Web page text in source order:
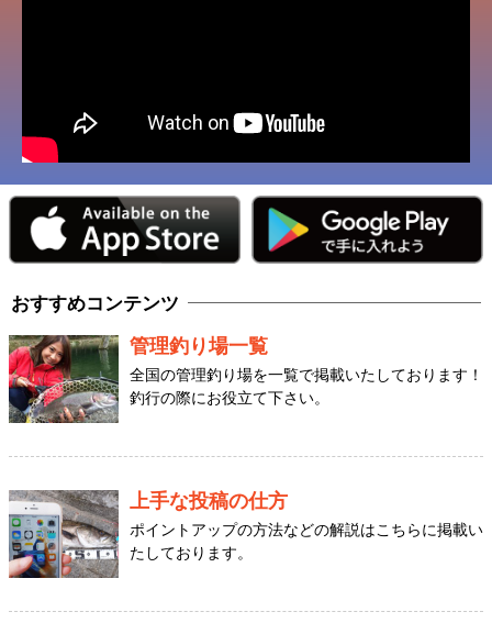
おすすめコンテンツ
管理釣り場一覧
全国の管理釣り場を一覧で掲載いたしております！
釣行の際にお役立て下さい。
上手な投稿の仕方
ポイントアップの方法などの解説はこちらに掲載い
たしております。